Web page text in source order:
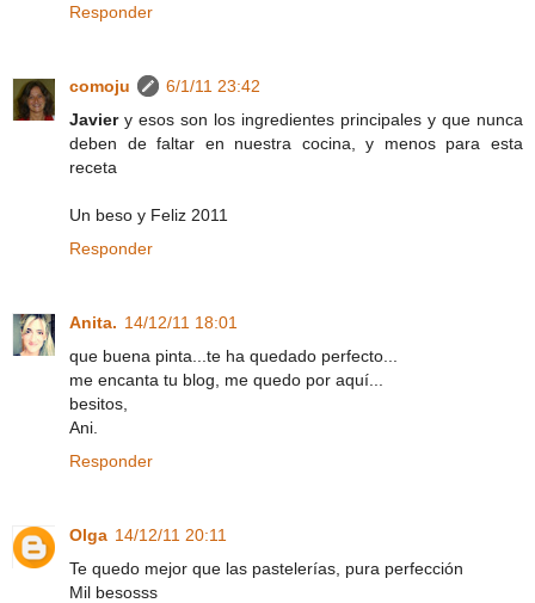
Responder
comoju
6/1/11 23:42
Javiery esos son los ingredientes principales y que nunca
deben de faltar en nuestra cocina, y menos para esta
receta
Un beso y Feliz 2011
Responder
Anita. 14/12/11 18:01
que buena pinta...te ha quedado perfecto...
me encanta tu blog, me quedo por aquí...
besitos,
Ani.
Responder
Olga 14/12/11 20:11
Te quedo mejor que las pastelerías, pura perfección
Mil besosss